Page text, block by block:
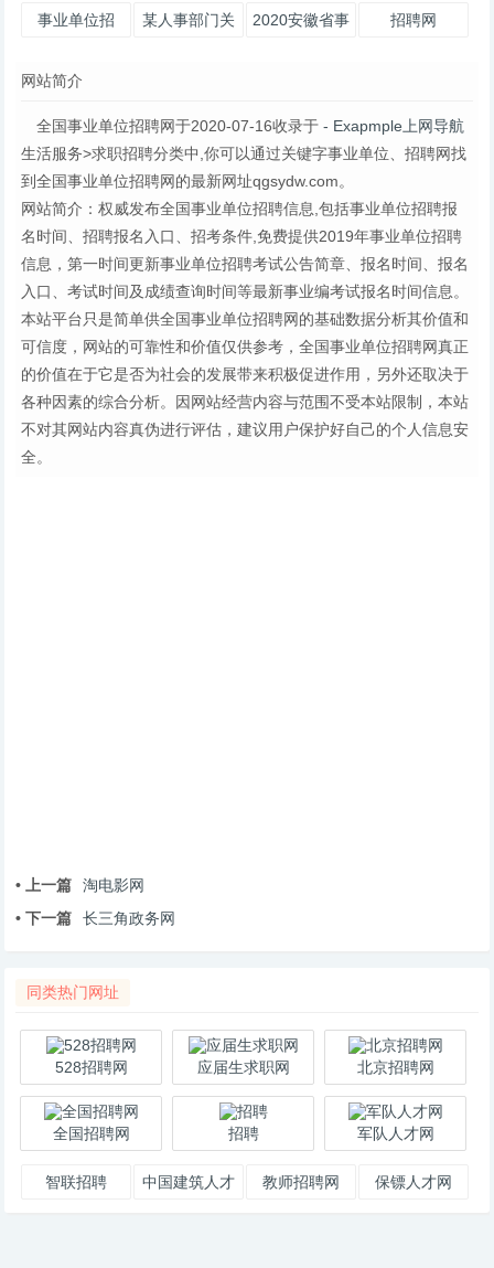
事业单位招
某人事部门关
类政
2020安徽省事
招聘网
网站简介
全国事业单位招聘网于2020-07-16收录于 - Exapmple上网导航
生活服务>求职招聘分类中,你可以通过关键字事业单位、招聘网找
到全国事业单位招聘网的最新网址qgsydw.com。
网站简介：权威发布全国事业单位招聘信息,包括事业单位招聘报
名时间、招聘报名入口、招考条件,免费提供2019年事业单位招聘
信息，第一时间更新事业单位招聘考试公告简章、报名时间、报名
入口、考试时间及成绩查询时间等最新事业编考试报名时间信息。
本站平台只是简单供全国事业单位招聘网的基础数据分析其价值和
可信度，网站的可靠性和价值仅供参考，全国事业单位招聘网真正
的价值在于它是否为社会的发展带来积极促进作用，另外还取决于
各种因素的综合分析。因网站经营内容与范围不受本站限制，本站
不对其网站内容真伪进行评估，建议用户保护好自己的个人信息安
全。
• 上一篇
淘电影网
• 下一篇
长三角政务网
同类热门网址
528招聘网 应届生求职网 北京招聘网
全国招聘网 招聘 军队人才网
智联招聘
中国建筑人才
教师招聘网
保镖人才网